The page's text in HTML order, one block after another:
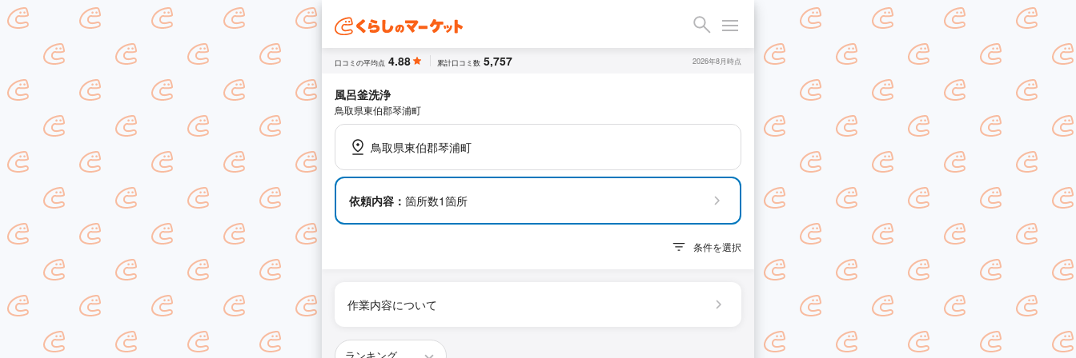
口コミの平均点 4.88 累計口コミ数 5,757 2026年8月時点
風呂釜洗浄
鳥取県東伯郡琴浦町
鳥取県東伯郡琴浦町
依頼内容： 箇所数1箇所
条件を選択
作業内容について